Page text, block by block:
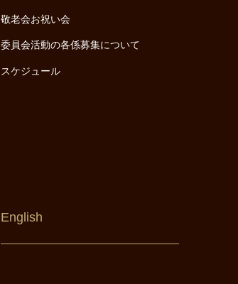
敬老会お祝い会
委員会活動の各係募集について
スケジュール
English